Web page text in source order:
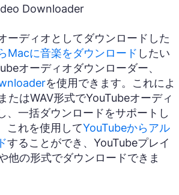
Downloader
ーディオとしてダウンロードした
Macに音楽をダウンロード したい
オーディオダウンローダー、
を使用できます。これによ
たはWAV形式でYouTubeオーディ
、一括ダウンロードをサポートし
これを使用してYouTubeからアル
することができ、YouTubeプレイ
他の形式でダウンロードできま